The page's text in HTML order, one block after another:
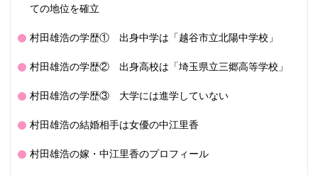
ての地位を確立
村田雄浩の学歴① 出身中学は「越谷市立北陽中学校」
村田雄浩の学歴② 出身高校は「埼玉県立三郷高等学校」
村田雄浩の学歴③ 大学には進学していない
村田雄浩の結婚相手は女優の中江里香
村田雄浩の嫁・中江里香のプロフィール